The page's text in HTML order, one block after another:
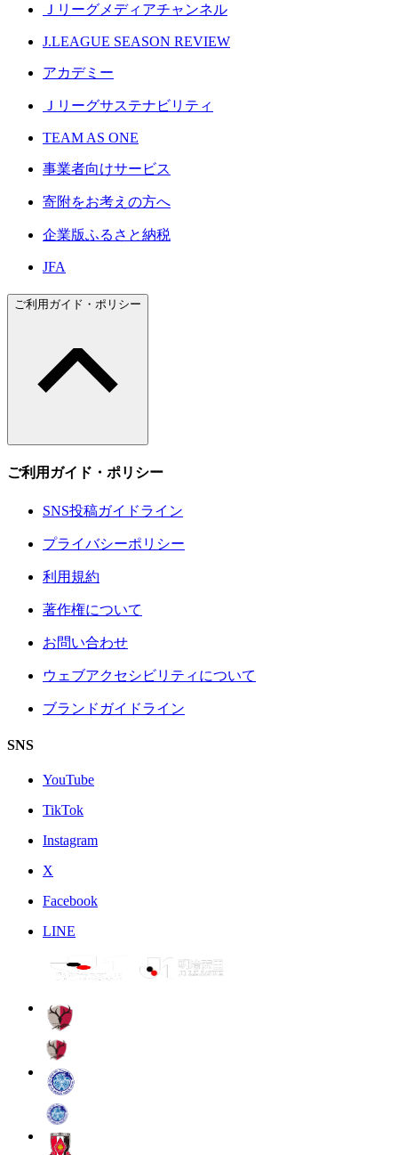
Ｊリーグメディアチャンネル
J.LEAGUE SEASON REVIEW
アカデミー
Ｊリーグサステナビリティ
TEAM AS ONE
事業者向けサービス
寄附をお考えの方へ
企業版ふるさと納税
JFA
ご利用ガイド・ポリシー
ご利用ガイド・ポリシー
SNS投稿ガイドライン
プライバシーポリシー
利用規約
著作権について
お問い合わせ
ウェブアクセシビリティについて
ブランドガイドライン
SNS
YouTube
TikTok
Instagram
X
Facebook
LINE